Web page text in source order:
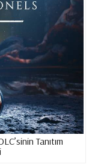
Tanıtım